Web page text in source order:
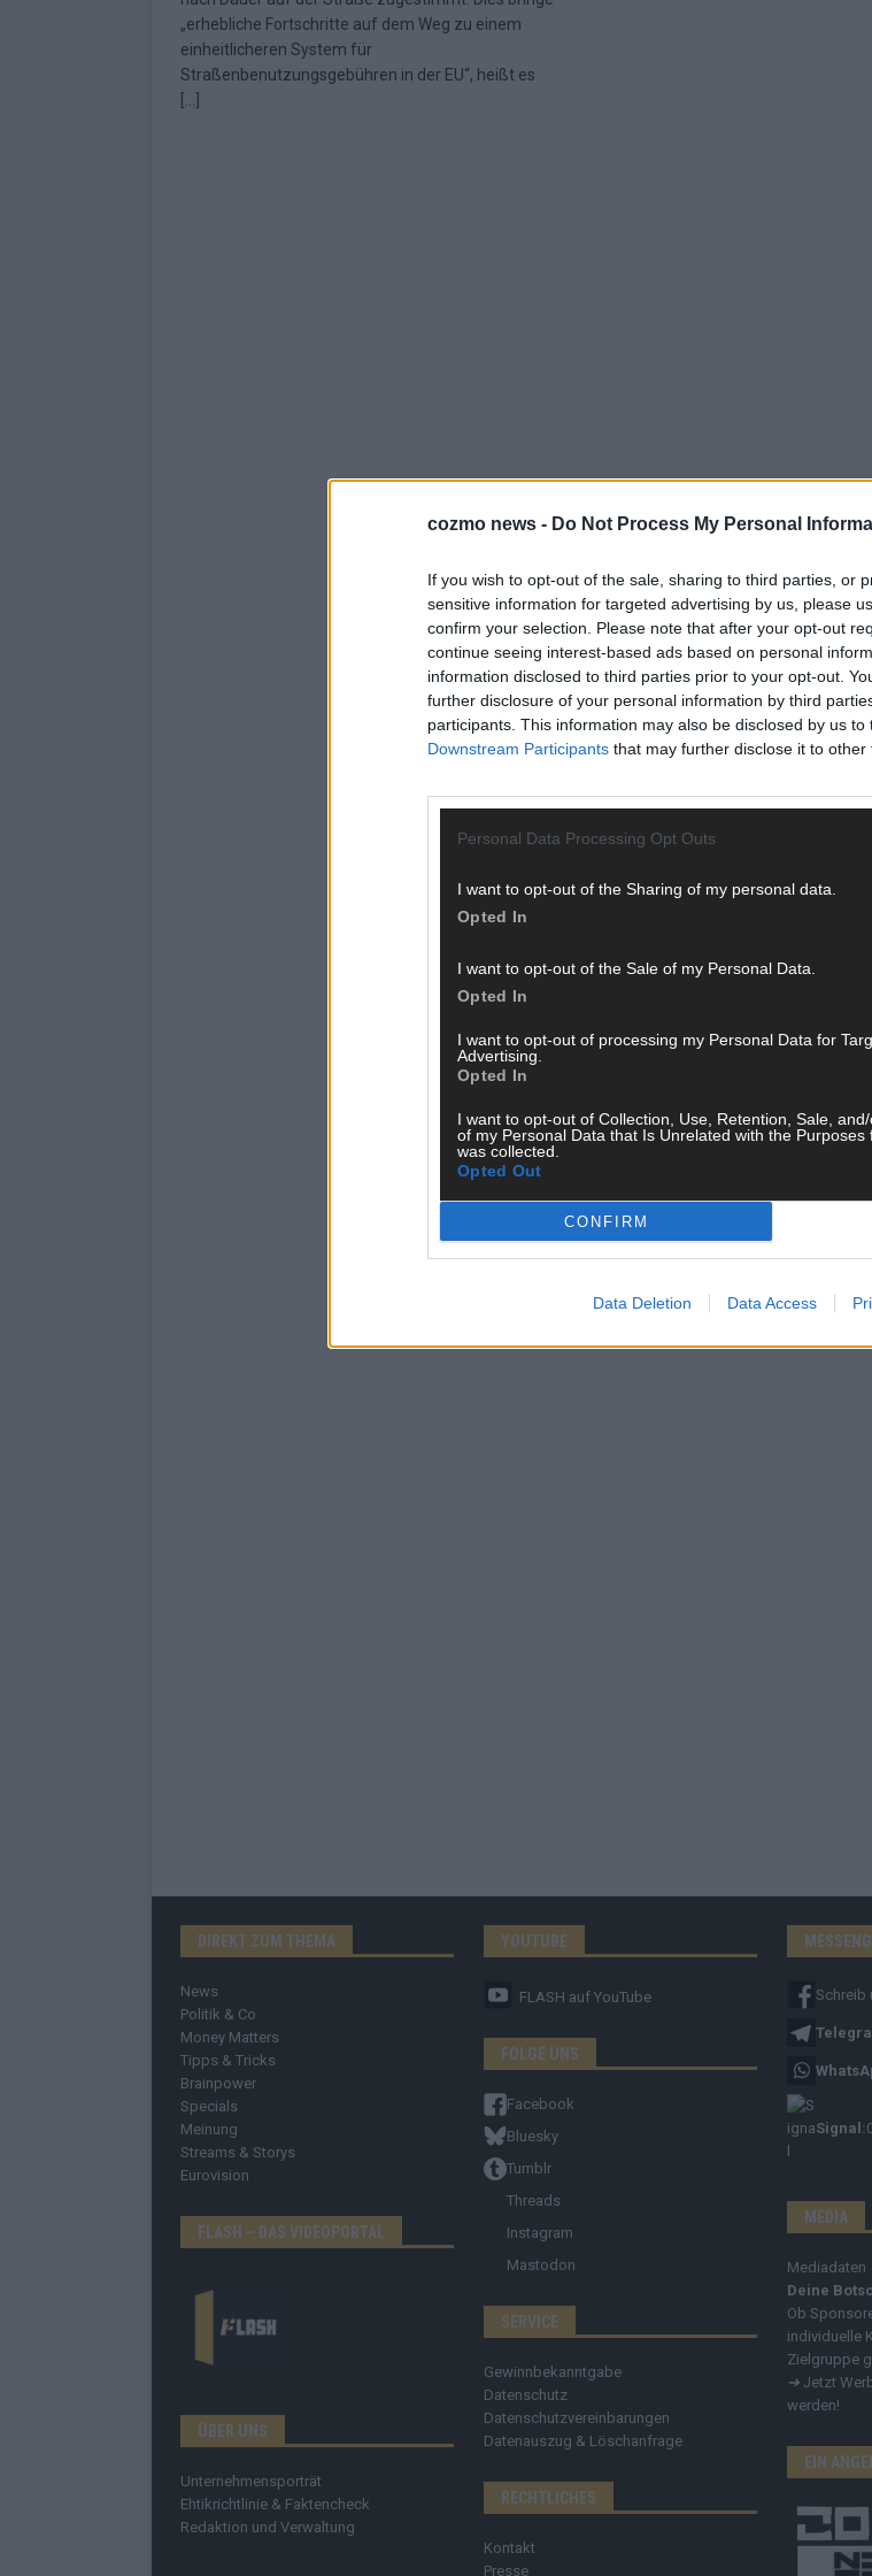
cozmo news - Do Not Process My Personal
If you wish to opt-out of the sale, sharing to third parties, or
sensitive information for targeted advertising by us, please
confirm your selection. Please note that after your opt-out
continue seeing interest-based ads based on personal
information disclosed to third parties prior to your opt-out.
further disclosure of your personal information by third
participants. This information may also be disclosed by us
Downstream Participants that may further disclose it to other
Personal Data Processing Opt Outs
I want to opt-out of the Sharing of my personal data.
Opted In
I want to opt-out of the Sale of my Personal Data.
Opted In
I want to opt-out of processing my Personal Data for
Advertising.
Opted In
I want to opt-out of Collection, Use, Retention, Sale,
of my Personal Data that Is Unrelated with the Purposes
was collected.
Opted Out
CONFIRM
Data Deletion Data Access
„erhebliche Fortschritte auf dem Weg zu einem
einheitlicheren System für
Straßenbenutzungsgebühren in der EU“, heißt es
DIREKT ZUM THEMA
News
Politik & Co
Money Matters
Tipps & Tricks
Brainpower
Specials
Meinung
Streams & Storys
Eurovision
FLASH – DAS VIDEOPORTAL
ÜBER UNS
Unternehmensporträt
Ehtikrichtlinie & Faktencheck
Redaktion und Verwaltung
YOUTUBE
FLASH auf YouTube
FOLGE UNS
Facebook
Bluesky
Tumblr
Threads
Instagram
Mastodon
SERVICE
Gewinnbekanntgabe
Datenschutz
Datenschutzvereinbarungen
Datenauszug & Löschanfrage
RECHTLICHES
Kontakt
Presse
Schreib
Signal:
MEDIA
Mediadaten
Deine
Ob
individuelle
Zielgruppe
➔ Jetzt
werden!
EIN